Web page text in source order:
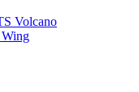
Volcano
Wing